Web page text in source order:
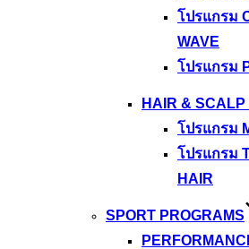
โปรแกรม
WAVE
โปรแกรม
HAIR & SCALP
โปรแกรม
โปรแกรม
HAIR
SPORT PROGRAMS